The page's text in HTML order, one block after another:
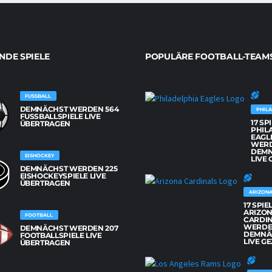
SPIELE
FUSSBALL
DEMNÄCHST WERDEN 564
FUSSBALLSPIELE LIVE Ü
BERTRAGEN
EISHOCKEY
DEMNÄCHST WERDEN 225
EISHOCKEYSPIELE LIVE
ÜBERTRAGEN
FOOTBALL
DEMNÄCHST WERDEN 207
FOOTBALLSPIELE LIVE
ÜBERTRAGEN
POPULÄRE FOOTBALL-
17
LIVE
17
LIVE